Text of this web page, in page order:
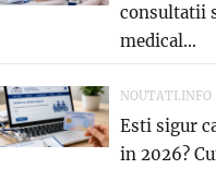
consultatii
medical...
NOUTATI.INFO
Esti sigur
in 2026?